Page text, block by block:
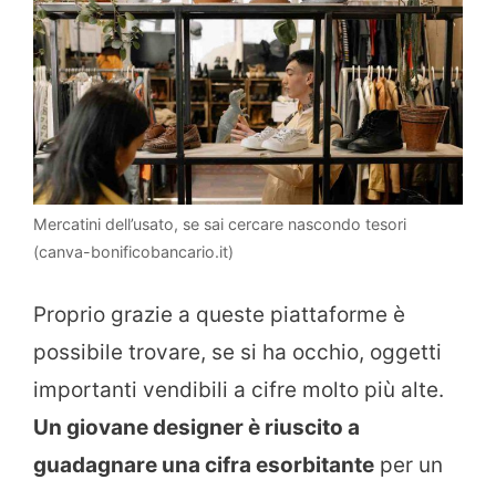
Mercatini dell’usato, se sai cercare nascondo tesori
(canva-bonificobancario.it)
Proprio grazie a queste piattaforme è
possibile trovare, se si ha occhio, oggetti
importanti vendibili a cifre molto più alte.
Un giovane designer è riuscito a
guadagnare una cifra esorbitante per un